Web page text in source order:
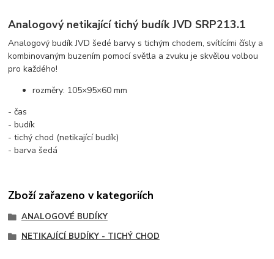
Analogový netikající tichý budík JVD SRP213.1
Analogový budík JVD šedé barvy s tichým chodem, svítícími čísly a
kombinovaným buzením pomocí světla a zvuku je skvělou volbou
pro každého!
rozměry: 105×95×60 mm
- čas
- budík
- tichý chod (netikající budík)
- barva šedá
Zboží zařazeno v kategoriích
ANALOGOVÉ BUDÍKY
NETIKAJÍCÍ BUDÍKY - TICHÝ CHOD